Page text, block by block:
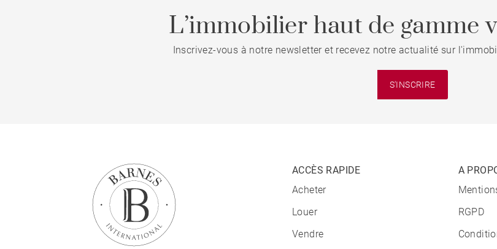
L’immobilier haut de gamme
Inscrivez-vous à notre newsletter et recevez notre actualité sur
S'INSCRIRE
ACCÈS RAPIDE
Acheter
Louer
Vendre
A
RGPD